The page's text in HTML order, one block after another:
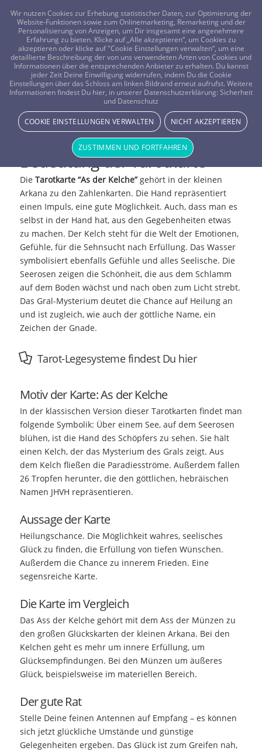
FRAGEN? KOSTENLOS ANRUFEN: 0800-8478266
Tarotkarte: As der Kelche
Bedeutung der Tarotkarte
Die Tarotkarte “As der Kelche”gehört in der kleinen
Arkana zu den Zahlenkarten. Die Hand repräsentiert
einen Impuls, eine gute Möglichkeit. Auch, dass man es
selbst in der Hand hat, aus den Gegebenheiten etwas
zu machen. Der Kelch steht für die Welt der Emotionen,
Gefühle, für die Sehnsucht nach Erfüllung. Das Wasser
symbolisiert ebenfalls Gefühle und alles Seelische. Die
Seerosen zeigen die Schönheit, die aus dem Schlamm
auf dem Boden wächst und nach oben zum Licht strebt.
Das Gral-Mysterium deutet die Chance auf Heilung an
und ist zugleich, wie auch der göttliche Name, ein
Zeichen der Gnade.
Tarot-Legesysteme findest Du hier
Motiv der Karte: As der Kelche
In der klassischen Version dieser Tarotkarten findet man
folgende Symbolik: Über einem See, auf dem Seerosen
blühen, ist die Hand des Schöpfers zu sehen. Sie hält
einen Kelch, der das Mysterium des Grals zeigt. Aus
dem Kelch fließen die Paradiesströme. Außerdem fallen
26 Tropfen herunter, die den göttlichen, hebräischen
Namen JHVH repräsentieren.
Aussage der Karte
Heilungschance. Die Möglichkeit wahres, seelisches
Glück zu finden, die Erfüllung von tiefen Wünschen.
Außerdem die Chance zu innerem Frieden. Eine
segensreiche Karte.
Die Karte im Vergleich
Das Ass der Kelche gehört mit dem Ass der Münzen zu
den großen Glückskarten der kleinen Arkana. Bei den
Kelchen geht es mehr um innere Erfüllung, um
Glücksempfindungen. Bei den Münzen um äußeres
Glück, beispielsweise im materiellen Bereich.
Der gute Rat
Stelle Deine feinen Antennen auf Empfang – es können
sich jetzt glückliche Umstände und günstige
Gelegenheiten ergeben. Das Glück ist zum Greifen nah,
Wir nutzen Cookies zur Erhebung statistischer Daten, zur Optimierung der
Website-Funktionen sowie zum Onlinemarketing, Remarketing und der
Personalisierung von Anzeigen, um Dir insgesamt eine angenehmere
Erfahrung zu bieten. Klicke auf „Alle akzeptieren“, um Cookies zu
akzeptieren oder klicke auf "Cookie Einstellungen verwalten“, um eine
detaillierte Beschreibung der von uns verwendeten Arten von Cookies und
Informationen über die entsprechenden Anbieter zu erhalten. Du kannst
jeder Zeit Deine Einwilligung widerrufen, indem Du die Cookie
Einstellungen über das Schloss am linken Bildrand erneut aufrufst. Weitere
Informationen findest Du hier, in unserer Datenschutzerklärung: Sicherheit
und Datenschutz
COOKIE EINSTELLUNGEN VERWALTEN NICHT AKZEPTIEREN
ZUSTIMMEN UND FORTFAHREN